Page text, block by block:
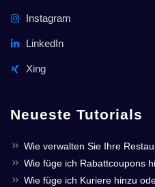
Instagram
LinkedIn
Xing
Neueste Tutorials
Wie verwalten Sie Ihre
Wie füge ich Rabattcoupons
Wie füge ich Kuriere hinzu